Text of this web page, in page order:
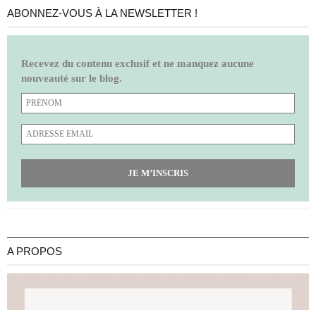
ABONNEZ-VOUS À LA NEWSLETTER !
Recevez du contenu exclusif et ne manquez aucune
nouveauté sur le blog.
JE M’INSCRIS
A PROPOS